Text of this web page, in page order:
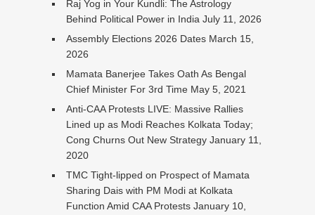
Raj Yog in Your Kundli: The Astrology
Behind Political Power in India July 11, 2026
Assembly Elections 2026 Dates March 15,
2026
Mamata Banerjee Takes Oath As Bengal
Chief Minister For 3rd Time May 5, 2021
Anti-CAA Protests LIVE: Massive Rallies
Lined up as Modi Reaches Kolkata Today;
Cong Churns Out New Strategy January 11,
2020
TMC Tight-lipped on Prospect of Mamata
Sharing Dais with PM Modi at Kolkata
Function Amid CAA Protests January 10,